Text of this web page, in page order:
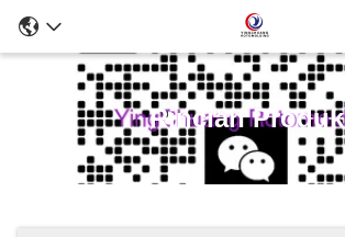
Rincian Produk